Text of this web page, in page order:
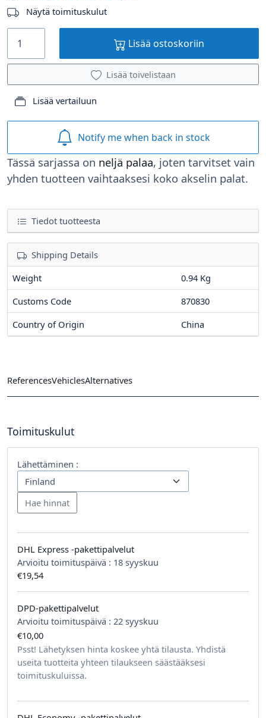
Tässä sarjassa on neljä palaa, joten tarvitset vain
yhden tuotteen vaihtaaksesi koko akselin palat.
Tiedot tuotteesta
Shipping Details
Weight
0.94 Kg
Customs Code
870830
Country of Origin
China
Näytä toimituskulut
Lisää ostoskoriin
Lisää toivelistaan
Lisää vertailuun
Notify me when back in stock
ReferencesVehiclesAlternatives
Toimituskulut
Lähettäminen :
DHL Express -pakettipalvelut
Arvioitu toimituspäivä : 18 syyskuu
€19,54
DPD-pakettipalvelut
Arvioitu toimituspäivä : 22 syyskuu
€10,00
Psst! Lähetyksen hinta koskee yhtä tilausta. Yhdistä
useita tuotteita yhteen tilaukseen säästääksesi
toimituskuluissa.